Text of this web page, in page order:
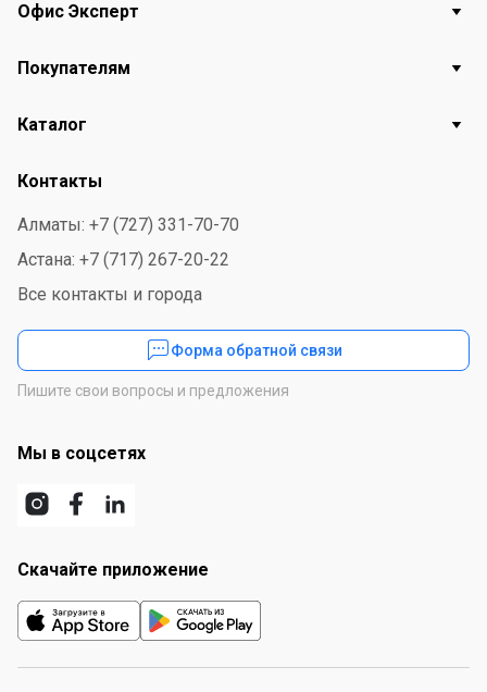
Офис Эксперт
Покупателям
Каталог
Контакты
Алматы: +7 (727) 331-70-70
Астана: +7 (717) 267-20-22
Все контакты и города
Форма обратной связи
Пишите свои вопросы и предложения
Мы в соцсетях
Скачайте приложение